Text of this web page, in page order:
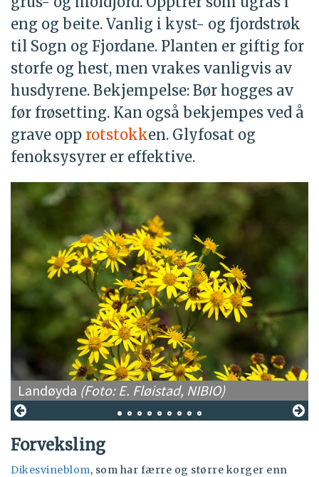
eng og beite. Vanlig i kyst- og fjordstrøk
til Sogn og Fjordane. Planten er giftig for
storfe og hest, men vrakes vanligvis av
husdyrene. Bekjempelse: Bør hogges av
før frøsetting. Kan også bekjempes ved å
grave opp rotstokken. Glyfosat og
fenoksysyrer er effektive.
Landøyda (Foto: E. Fløistad, NIBIO)
Forveksling
Dikesvineblom, som har færre og større korger enn